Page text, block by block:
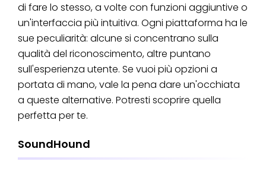
di fare lo stesso, a volte con funzioni aggiuntive o
un'interfaccia più intuitiva. Ogni piattaforma ha le
sue peculiarità: alcune si concentrano sulla
qualità del riconoscimento, altre puntano
sull'esperienza utente. Se vuoi più opzioni a
portata di mano, vale la pena dare un'occhiata
a queste alternative. Potresti scoprire quella
perfetta per te.
SoundHound